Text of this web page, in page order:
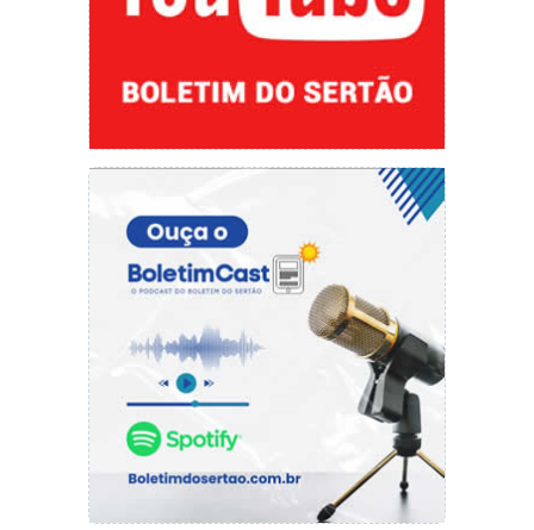
Reconhecimento pela atuação e contribuição
ao desenvolvimento da cidade.
“Participei a convite, ao lado do vereador
Chaguinha e de engenheiros que marcaram
história em Picos. Foi uma honra receber esse
diploma”, destacou.
Ainda durante a 17ª sessão ordinária, realizada
nesta quinta-feira (03), os parlamentares
apresentaram solicitações voltadas para
infraestrutura, saúde, mobilidade, assistência
social e iluminação pública. Diversos projetos
foram aprovados em primeira votação,
incluindo a criação do Dia Municipal do Agente
de Trânsito e do Dia Municipal do Doador de